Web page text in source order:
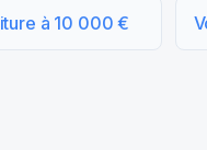
à 10 000 €